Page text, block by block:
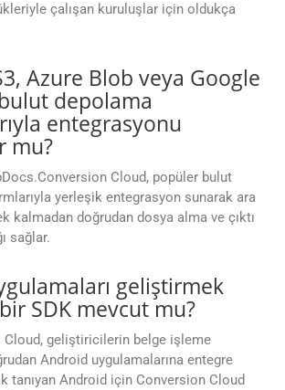
çalışan kuruluşlar için oldukça
Azure Blob veya Google
depolama
entegrasyonu
mu?
Cloud, popüler bulut
yerleşik entegrasyon sunarak ara
kalmadan doğrudan dosya alma ve çıktı
sağlar.
geliştirmek
SDK mevcut mu?
Cloud, geliştiricilerin belge işleme
Android uygulamalarına entegre
tanıyan Android için Conversion Cloud